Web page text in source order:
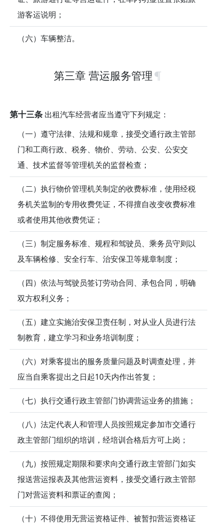
游客运说明；
（六）车辆整洁。
第三章 营运服务管理
第十三条 出租汽车经营者应当遵守下列规定：
（一）遵守法律、法规和规章，接受交通行政主管部
门和工商行政、税务、物价、劳动、公安、公安交
通、技术监督等管理机关的监督检查；
（二）执行物价管理机关制定的收费标准，使用经税
务机关监制的专用收费凭证，不得擅自改变收费标准
或者使用其他收费凭证；
（三）制定服务标准、规程和驾驶员、乘务员守则以
及车辆检修、安全行车、治安保卫等规章制度；
（四）依法与驾驶员签订劳动合同、承包合同，明确
双方权利义务；
（五）建立实施治安保卫责任制，对从业人员进行法
制教育，建立学习和业务培训制度；
（六）对乘客提出的服务质量问题及时调查处理，并
应当自乘客提出之日起10天内作出答复；
（七）执行交通行政主管部门协调营运业务的措施；
（八）法定代表人和管理人员按照规定参加市交通行
政主管部门组织的培训，经培训合格后方可上岗；
（九）按照规定期限和要求向交通行政主管部门如实
报送营运报表及其他营运资料，接受交通行政主管部
门对营运资料和票证的查阅；
（十）不得使用无营运资格证件、被暂扣营运资格证